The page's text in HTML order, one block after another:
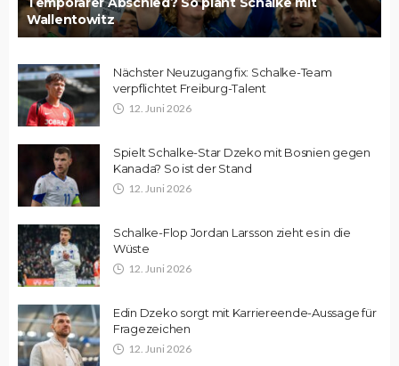
Wallentowitz
Nächster Neuzugang fix: Schalke-Team
verpflichtet Freiburg-Talent
12. Juni 2026
Spielt Schalke-Star Dzeko mit Bosnien gegen
Kanada? So ist der Stand
12. Juni 2026
Schalke-Flop Jordan Larsson zieht es in die
Wüste
12. Juni 2026
Edin Dzeko sorgt mit Karriereende-Aussage für
Fragezeichen
12. Juni 2026